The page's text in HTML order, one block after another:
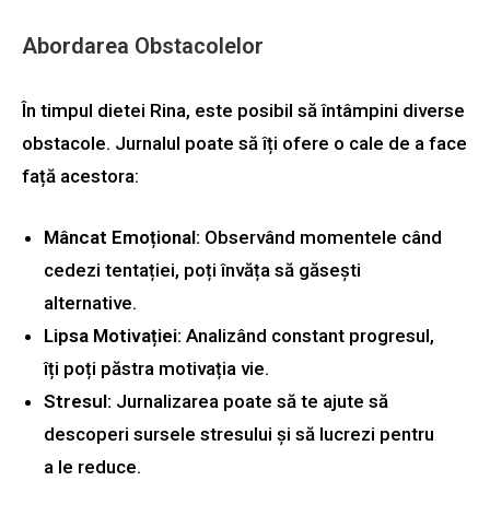
Abordarea Obstacolelor
În timpul dietei Rina, este posibil să întâmpini diverse
obstacole. Jurnalul poate să îți ofere o cale de a face
față acestora:
Mâncat Emoțional: Observând momentele când
cedezi tentației, poți învăța să găsești
alternative.
Lipsa Motivației: Analizând constant progresul,
îți poți păstra motivația vie.
Stresul: Jurnalizarea poate să te ajute să
descoperi sursele stresului și să lucrezi pentru
a le reduce.